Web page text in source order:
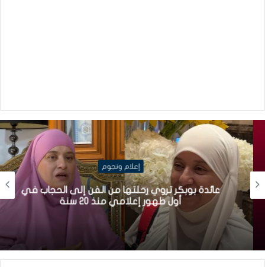
إعلام ونجوم
عائدة بوبكر تروي رحلتها من الفن إلى الحجاب في
أول ظهور إعلامي منذ 20 سنة